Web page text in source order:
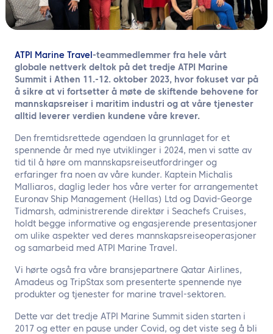
NO
ATPI Marine Travel -teammedlemmer fra hele vårt
globale nettverk deltok på det tredje ATPI Marine
Summit i Athen 11.-12. oktober 2023, hvor fokuset var på
å sikre at vi fortsetter å møte de skiftende behovene for
mannskapsreiser i maritim industri og at våre tjenester
alltid leverer verdien kundene våre krever.
Den fremtidsrettede agendaen la grunnlaget for et
spennende år med nye utviklinger i 2024, men vi satte av
tid til å høre om mannskapsreiseutfordringer og
erfaringer fra noen av våre kunder. Kaptein Michalis
Malliaros, daglig leder hos våre verter for arrangementet
Euronav Ship Management (Hellas) Ltd og David-George
Tidmarsh, administrerende direktør i Seachefs Cruises,
holdt begge informative og engasjerende presentasjoner
om ulike aspekter ved deres mannskapsreiseoperasjoner
og samarbeid med ATPI Marine Travel.
Vi hørte også fra våre bransjepartnere Qatar Airlines,
Amadeus og TripStax som presenterte spennende nye
produkter og tjenester for marine travel-sektoren.
Dette var det tredje ATPI Marine Summit siden starten i
2017 og etter en pause under Covid, og det viste seg å bli